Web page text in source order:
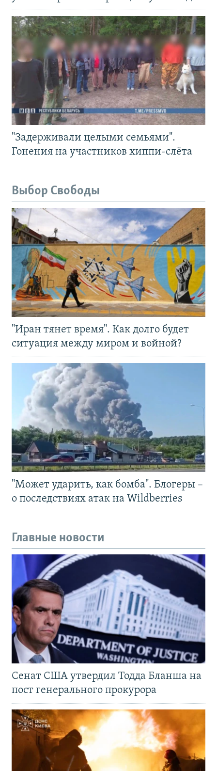
"Задерживали целыми семьями".
Гонения на участников хиппи-слёта
Выбор Свободы
"Иран тянет время". Как долго будет
ситуация между миром и войной?
"Может ударить, как бомба". Блогеры –
о последствиях атак на Wildberries
Главные новости
Сенат США утвердил Тодда Бланша на
пост генерального прокурора